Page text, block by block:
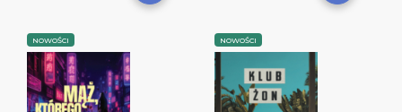
NOWOŚCI NOWOŚCI